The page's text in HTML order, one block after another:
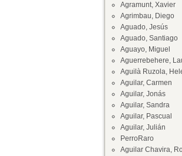
Agramunt, Xavier
Agrimbau, Diego
Aguado, Jesús
Aguado, Santiago
Aguayo, Miguel
Aguerrebehere,
Aguilà Ruzola,
Aguilar, Carmen
Aguilar, Jonás
Aguilar, Sandra
Aguilar, Pascual
Aguilar, Julián
PerroRaro
Aguilar Chavira,